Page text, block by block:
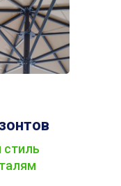
стиль